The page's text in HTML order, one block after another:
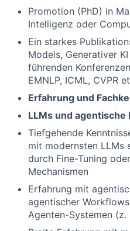
Promotion (PhD) in
Intelligenz oder
Ein starkes
Models, Generativer
führenden
EMNLP, ICML, CVPR
Erfahrung und
LLMs und agentische
Tiefgehende
mit modernsten LLMs
durch Fine-Tuning
Mechanismen
Erfahrung mit
agentischer
Agenten-Systemen